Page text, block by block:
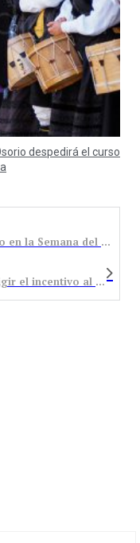
despedirá el curso
Miguel Ángel Blanco presenta su libro en la Semana del Libro Acobem
El Congreso aprueba una PNL para exigir el incentivo al consumo de carbón nacional frente al importado